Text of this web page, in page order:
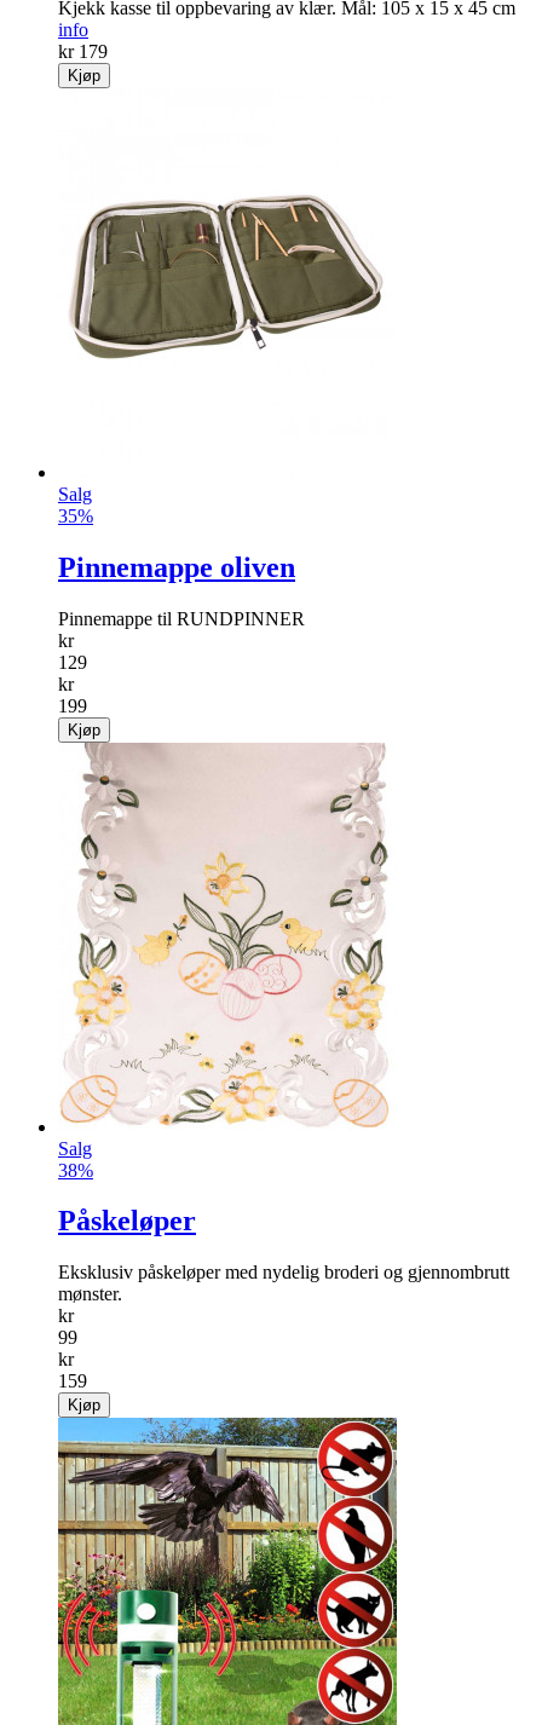
Kjekk kasse til opp­bevaring av klær. Mål: 105 x 15 x 45 cm
info
kr 179
Kjøp
Salg
35%
Pinnemappe oliven
Pinnemappe til RUNDPINNER
kr
129
kr
199
Kjøp
Salg
38%
Påskeløper
Eksklusiv påskeløper med nydelig broderi og gjennombrutt
mønster.
kr
99
kr
159
Kjøp